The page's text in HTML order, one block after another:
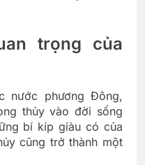
trọng của
nước phương Đông,
thủy vào đời sống
bí kíp giàu có của
cũng trở thành một